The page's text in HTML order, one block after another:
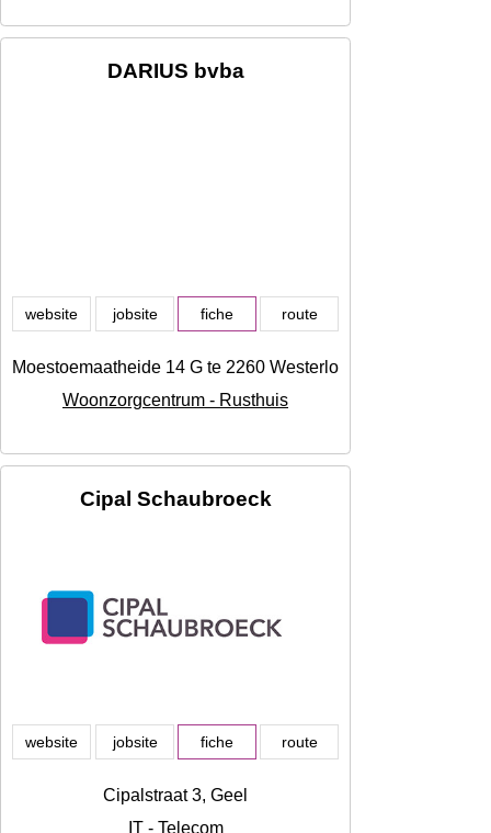
DARIUS bvba
website jobsite fiche route
Moestoemaatheide 14 G te 2260 Westerlo, Westerlo
Woonzorgcentrum - Rusthuis
Cipal Schaubroeck
website jobsite fiche route
Cipalstraat 3, Geel
IT - Telecom